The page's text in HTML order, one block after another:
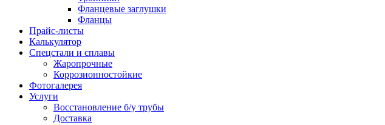
Фланцевые заглушки
Фланцы
Прайс-листы
Калькулятор
Спецстали и сплавы
Жаропрочные
Коррозионностойкие
Фотогалерея
Услуги
Восстановление б/у трубы
Доставка